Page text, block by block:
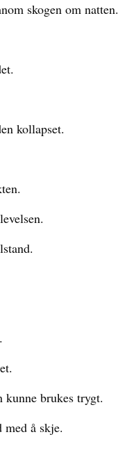
skogen om natten.
kollapset.
kunne brukes trygt.
med å skje.